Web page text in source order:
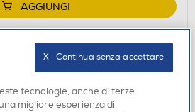
AGGIUNGI
tecnologie, anche di terze
migliore esperienza di
X   Continua senza accettare